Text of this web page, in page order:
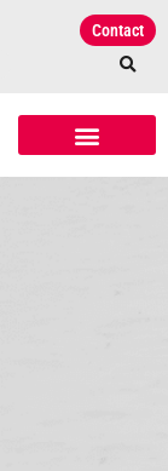
Contact